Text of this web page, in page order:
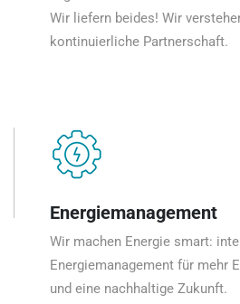
Wir liefern beides! Wir
kontinuierliche Partnerschaft.
Energiemanagement
Wir machen Energie smart:
Energiemanagement für mehr
und eine nachhaltige Zukunft.